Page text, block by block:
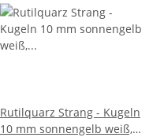
Rutilquarz Strang - Kugeln
10 mm sonnengelb weiß,